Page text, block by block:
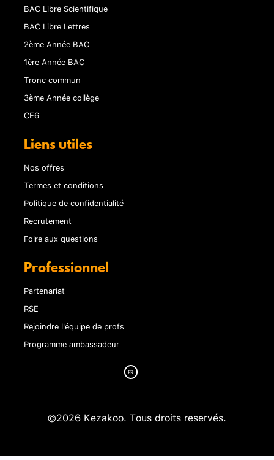
BAC Libre Scientifique
BAC Libre Lettres
2ème Année BAC
1ère Année BAC
Tronc commun
3ème Année collège
CE6
Liens utiles
Nos offres
Termes et conditions
Politique de confidentialité
Recrutement
Foire aux questions
Professionnel
Partenariat
RSE
Rejoindre l'équipe de profs
Programme ambassadeur
©2026 Kezakoo. Tous droits reservés.